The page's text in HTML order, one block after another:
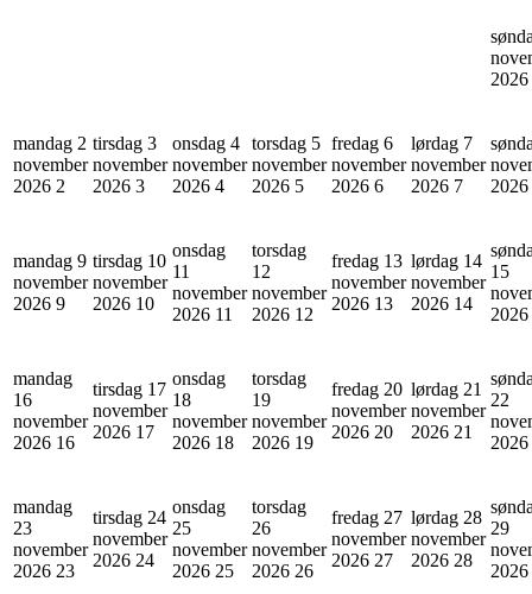
2026
mandag 2
november
2026 2
tirsdag 3
november
2026 3
onsdag 4
november
2026 4
torsdag 5
november
2026 5
fredag 6
november
2026 6
lørdag 7
november
2026 7
2026
mandag 9
november
2026 9
tirsdag 10
november
2026 10
onsdag
11
november
2026 11
torsdag
12
november
2026 12
fredag 13
november
2026 13
lørdag 14
november
2026 14
15
2026
mandag
16
november
2026 16
tirsdag 17
november
2026 17
onsdag
18
november
2026 18
torsdag
19
november
2026 19
fredag 20
november
2026 20
lørdag 21
november
2026 21
22
2026
mandag
23
november
2026 23
tirsdag 24
november
2026 24
onsdag
25
november
2026 25
torsdag
26
november
2026 26
fredag 27
november
2026 27
lørdag 28
november
2026 28
29
2026